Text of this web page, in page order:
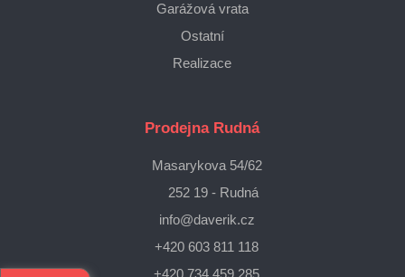
Garážová vrata
Ostatní
Realizace
Prodejna Rudná
Masarykova 54/62
252 19 - Rudná
info@daverik.cz
+420 603 811 118